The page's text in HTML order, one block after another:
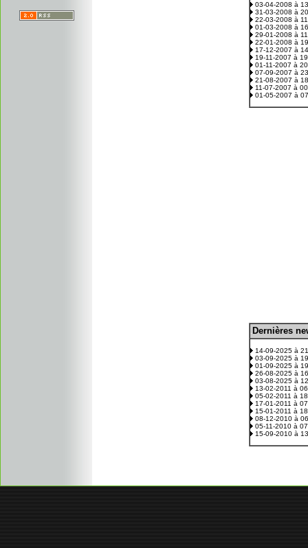
03-04-2008 à
31-03-2008 à
22-03-2008 à
01-03-2008 à
29-01-2008 à
22-01-2008 à
17-12-2007 à
19-11-2007 à
01-11-2007 à
07-09-2007 à
21-08-2007 à
11-07-2007 à
01-05-2007 à
Dernières
14-09-2025 à
03-09-2025 à
01-09-2025 à
26-08-2025 à
03-08-2025 à
13-02-2011 à
05-02-2011 à
17-01-2011 à
15-01-2011 à
08-12-2010 à
05-11-2010 à
15-09-2010 à